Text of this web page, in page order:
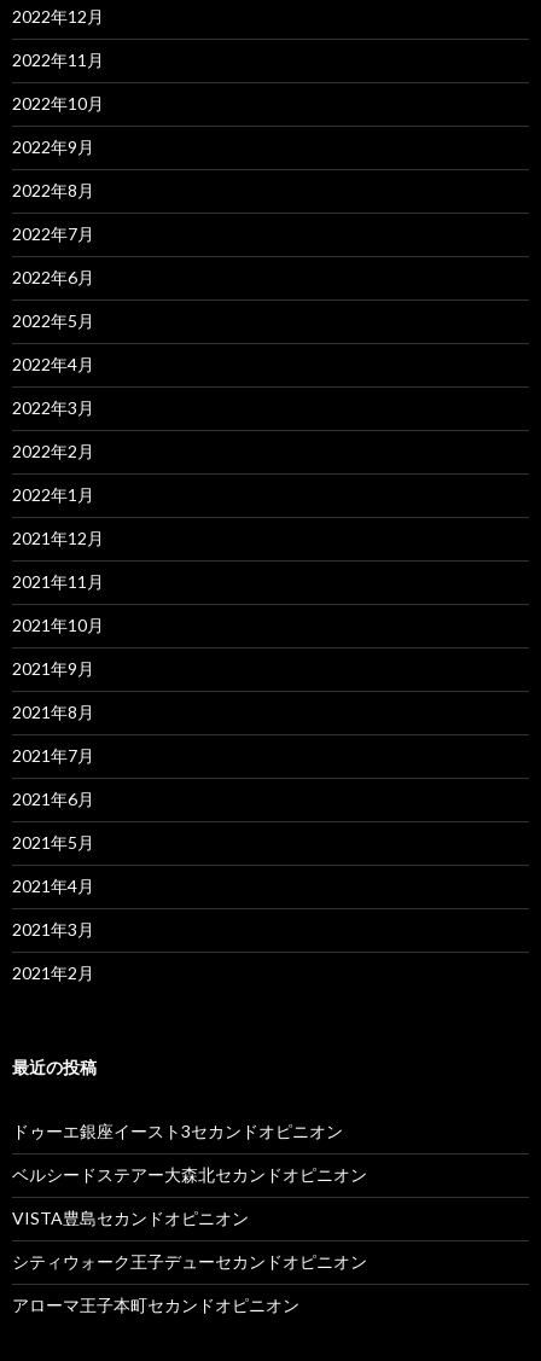
2022年12月
2022年11月
2022年10月
2022年9月
2022年8月
2022年7月
2022年6月
2022年5月
2022年4月
2022年3月
2022年2月
2022年1月
2021年12月
2021年11月
2021年10月
2021年9月
2021年8月
2021年7月
2021年6月
2021年5月
2021年4月
2021年3月
2021年2月
最近の投稿
ドゥーエ銀座イースト3セカンドオピニオン
ベルシードステアー大森北セカンドオピニオン
VISTA豊島セカンドオピニオン
シティウォーク王子デューセカンドオピニオン
アローマ王子本町セカンドオピニオン